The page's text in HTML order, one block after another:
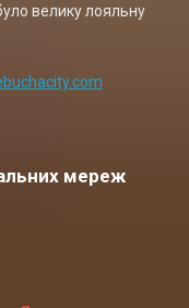
велику лояльну
мереж